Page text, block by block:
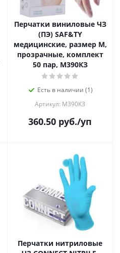
Перчатки виниловые ЧЗ
(ПЭ) SАF&TY
медицинские, размер М,
прозрачные, комплект
50 пар, М390КЗ
Есть в наличии (1)
Артикул: М390КЗ
360.50 руб./уп
Перчатки нитриловые